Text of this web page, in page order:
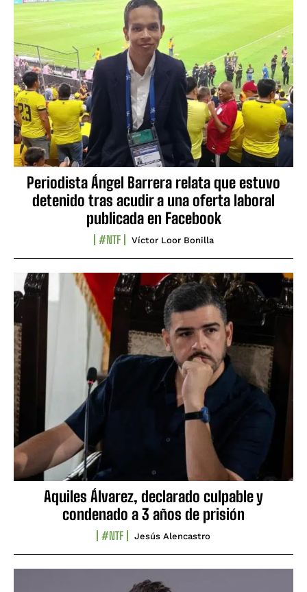
Periodista Ángel Barrera relata que estuvo
detenido tras acudir a una oferta laboral
publicada en Facebook
#NTF Víctor Loor Bonilla
Aquiles Álvarez, declarado culpable y
condenado a 3 años de prisión
#NTF Jesús Alencastro